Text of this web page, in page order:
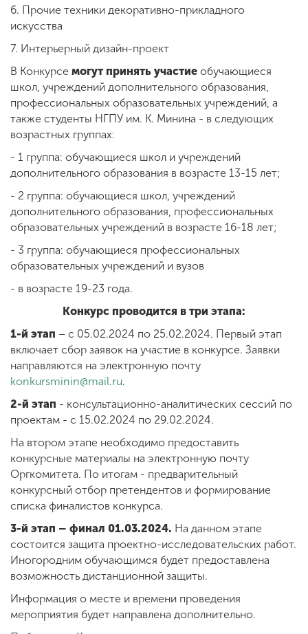
6. Прочие техники декоративно-прикладного
искусства
7. Интерьерный дизайн-проект
В Конкурсе могут принять участие обучающиеся
школ, учреждений дополнительного образования,
профессиональных образовательных учреждений, а
также студенты НГПУ им. К. Минина - в следующих
возрастных группах:
- 1 группа: обучающиеся школ и учреждений
дополнительного образования в возрасте 13-15 лет;
- 2 группа: обучающиеся школ, учреждений
дополнительного образования, профессиональных
образовательных учреждений в возрасте 16-18 лет;
- 3 группа: обучающиеся профессиональных
образовательных учреждений и вузов
- в возрасте 19-23 года.
Конкурс проводится в три этапа:
1-й этап – с 05.02.2024 по 25.02.2024. Первый этап
включает сбор заявок на участие в конкурсе. Заявки
направляются на электронную почту
konkursminin@mail.ru.
2-й этап - консультационно-аналитических сессий по
проектам - с 15.02.2024 по 29.02.2024.
На втором этапе необходимо предоставить
конкурсные материалы на электронную почту
Оргкомитета. По итогам - предварительный
конкурсный отбор претендентов и формирование
списка финалистов конкурса.
3-й этап – финал 01.03.2024. На данном этапе
состоится защита проектно-исследовательских работ.
Иногородним обучающимся будет предоставлена
возможность дистанционной защиты.
Информация о месте и времени проведения
мероприятия будет направлена дополнительно.